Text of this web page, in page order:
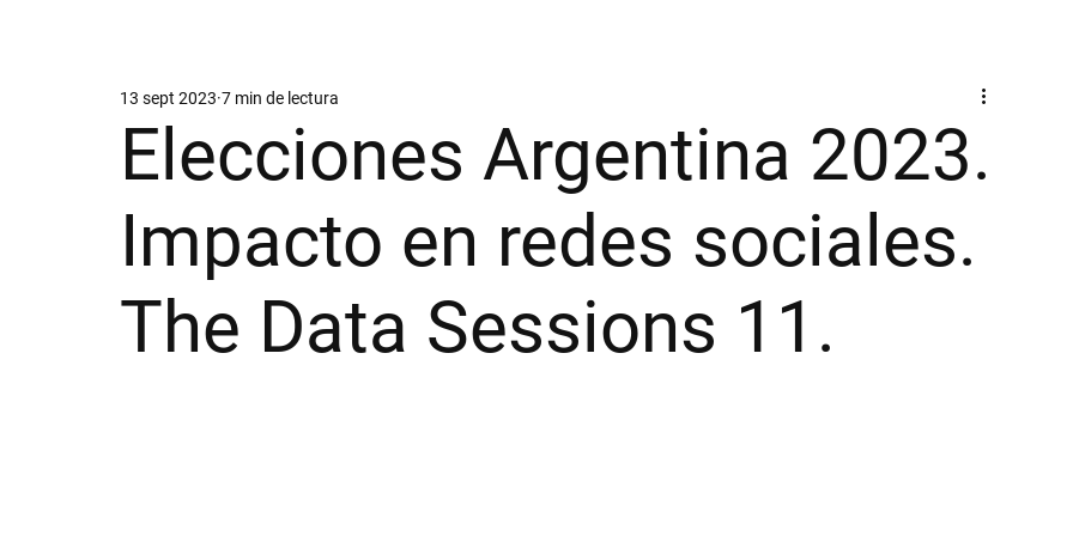
Elecciones Argentina 2023.
Impacto en redes sociales.
The Data Sessions 11.
13 sept 2023 7 min de lectura